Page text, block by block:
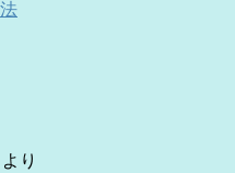
より